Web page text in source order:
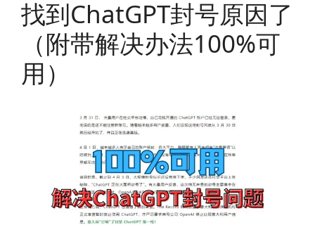
找到ChatGPT封号原因了
（附带解决办法100%可
用）